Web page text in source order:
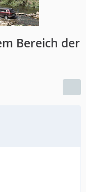
Bereich der